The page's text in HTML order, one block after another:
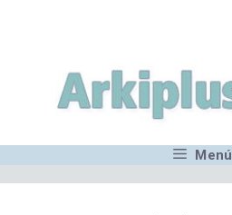
contenido
Menú